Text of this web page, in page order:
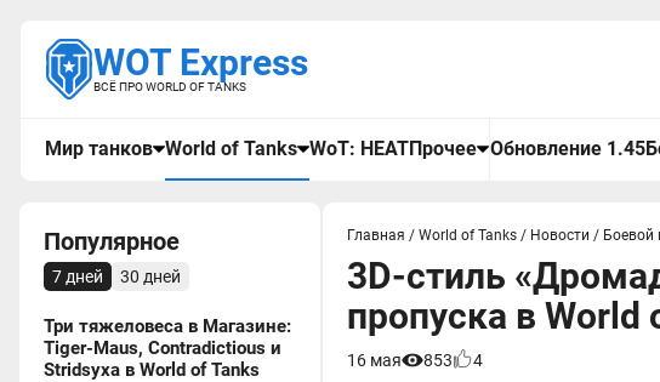
WOT Express
ВСЁ ПРО WORLD OF TANKS
Мир танков World of Tanks WoT: HEATПрочее Обновление 1.45
Популярное
7 дней 30 дней
Три тяжеловеса в Магазине:
Tiger-Maus, Contradictious и
Stridsyxa в World of Tanks
Главная / World of Tanks / Новости / Боевой
3D-стиль
пропуска в World
16 мая 853 4